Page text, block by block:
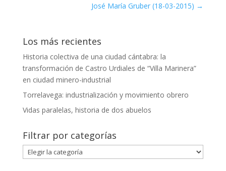
José María Gruber (18-03-2015) →
Los más recientes
Historia colectiva de una ciudad cántabra: la
transformación de Castro Urdiales de “Villa Marinera”
en ciudad minero-industrial
Torrelavega: industrialización y movimiento obrero
Vidas paralelas, historia de dos abuelos
Filtrar por categorías
Filtrar
por